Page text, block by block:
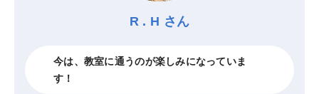
R . H さん
今は、教室に通うのが楽しみになっていま
す！